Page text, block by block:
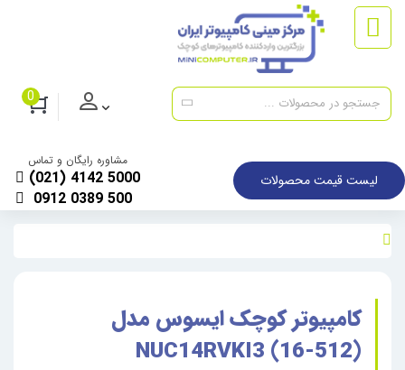
0
لیست قیمت محصولات
مشاوره رایگان و تماس
(021) 4142 5000
0912 0389 500
کامپیوتر کوچک ایسوس مدل
NUC14RVKI3 (16-512)